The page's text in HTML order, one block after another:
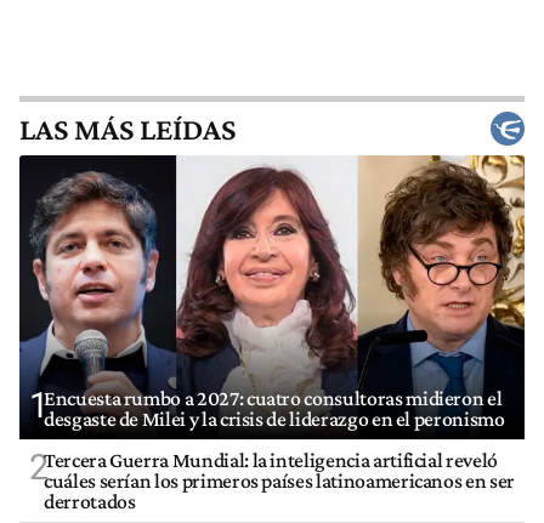
LAS MÁS LEÍDAS
1Encuesta rumbo a 2027: cuatro consultoras midieron el
desgaste de Milei y la crisis de liderazgo en el peronismo
2Tercera Guerra Mundial: la inteligencia artificial reveló
cuáles serían los primeros países latinoamericanos en ser
derrotados